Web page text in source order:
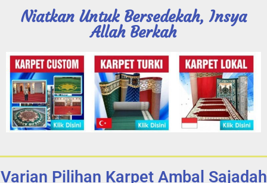
Niatkan Untuk Bersedekah, Insya
Allah Berkah
Varian Pilihan Karpet Ambal Sajadah